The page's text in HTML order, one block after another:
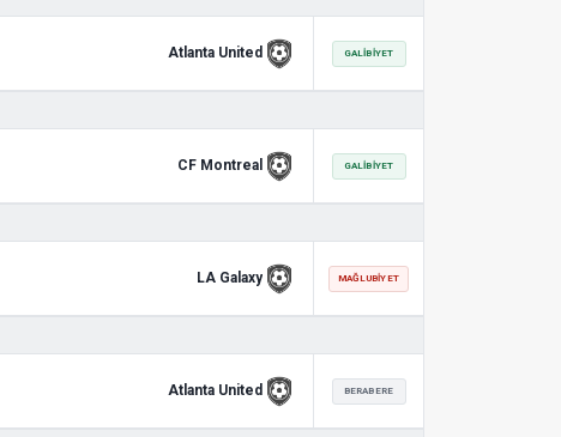
Atlanta United GALIBIYET
CF Montreal GALIBIYET
LA Galaxy MAĞLUBIYET
Atlanta United BERABERE